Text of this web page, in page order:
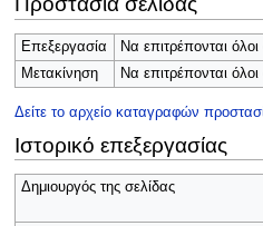
Επεξεργασία
Να επιτρέπονται
Μετακίνηση
Να επιτρέπονται
Δείτε το αρχείο καταγραφών
Ιστορικό επεξεργασίας
Δημιουργός της σελίδας